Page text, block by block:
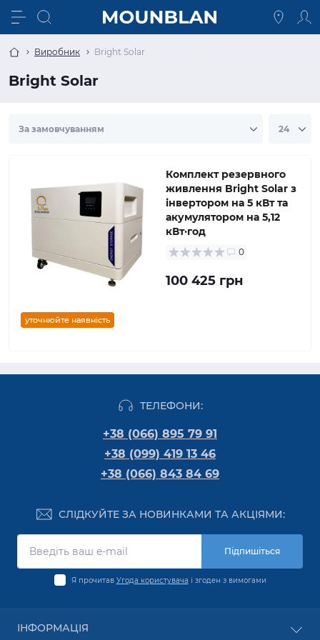
Виробник Bright Solar
Bright Solar
уточнюйте наявність
Комплект резервного
живлення Bright Solar з
інвертором на 5 кВт та
акумулятором на 5,12
кВт·год
0
100 425 грн
ТЕЛЕФОНИ:
+38 (066) 895 79 91
+38 (099) 419 13 46
+38 (066) 843 84 69
СЛІДКУЙТЕ ЗА НОВИНКАМИ ТА АКЦІЯМИ:
Підпишіться
Я прочитав Угода користувача і згоден з вимогами
ІНФОРМАЦІЯ